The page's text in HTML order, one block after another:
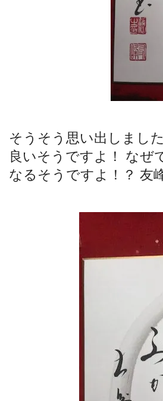
そうそう思い出しまし
良いそうですよ！ なぜ
なるそうですよ！？ 友